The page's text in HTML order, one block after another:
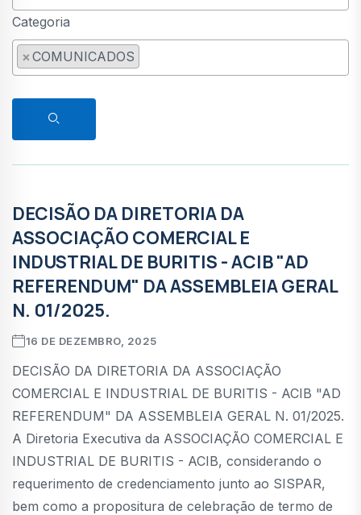
Categoria
× COMUNICADOS
COMUNICADOS
DECISÃO DA DIRETORIA DA
ASSOCIAÇÃO COMERCIAL E
INDUSTRIAL DE BURITIS - ACIB "AD
REFERENDUM" DA ASSEMBLEIA GERAL
N. 01/2025.
16 DE DEZEMBRO, 2025
DECISÃO DA DIRETORIA DA ASSOCIAÇÃO
COMERCIAL E INDUSTRIAL DE BURITIS - ACIB "AD
REFERENDUM" DA ASSEMBLEIA GERAL N. 01/2025.
A Diretoria Executiva da ASSOCIAÇÃO COMERCIAL E
INDUSTRIAL DE BURITIS - ACIB, considerando o
requerimento de credenciamento junto ao SISPAR,
bem como a propositura de celebração de termo de